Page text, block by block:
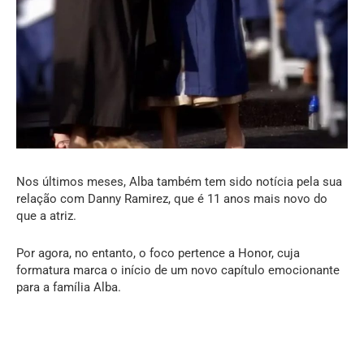
Nos últimos meses, Alba também tem sido notícia pela sua
relação com Danny Ramirez, que é 11 anos mais novo do
que a atriz.
Por agora, no entanto, o foco pertence a Honor, cuja
formatura marca o início de um novo capítulo emocionante
para a família Alba.